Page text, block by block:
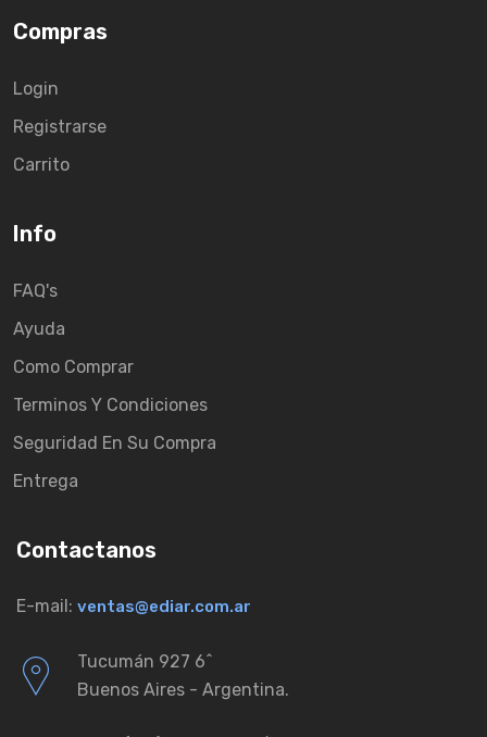
Compras
Login
Registrarse
Carrito
Info
FAQ's
Ayuda
Como Comprar
Terminos Y Condiciones
Seguridad En Su Compra
Entrega
Contactanos
E-mail: ventas@ediar.com.ar
Tucumán 927 6ˆ
Buenos Aires - Argentina.